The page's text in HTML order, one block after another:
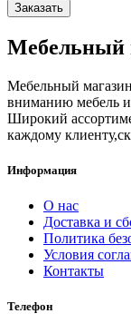
Заказать
Мебельный
Мебельный
вниманию мебель
Широкий
каждому
Информация
О нас
Доставка и
Политика
Условия
Контакты
Телефон